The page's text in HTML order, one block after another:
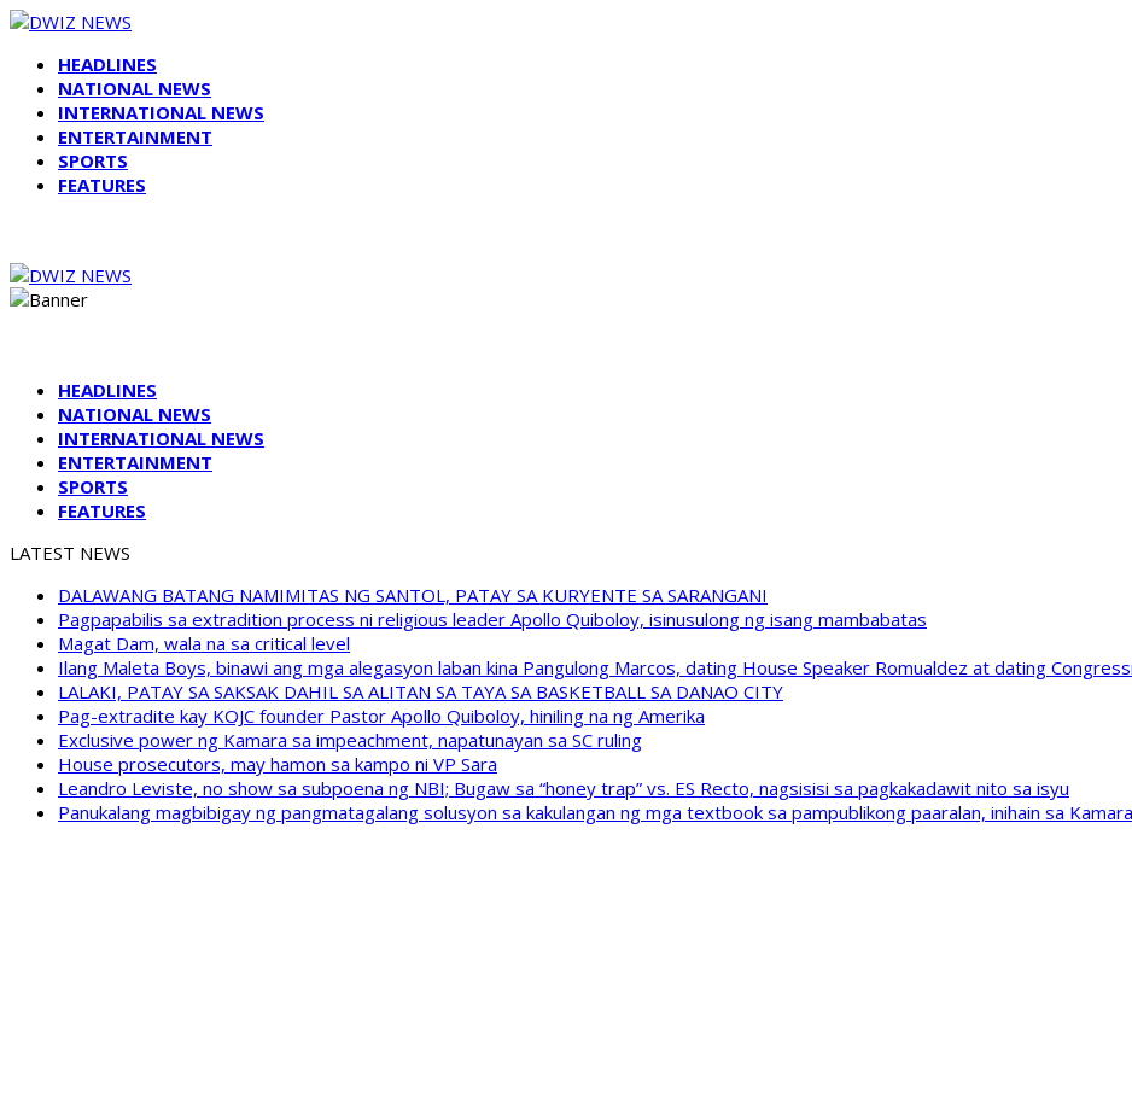
HEADLINES
NATIONAL NEWS
INTERNATIONAL NEWS
ENTERTAINMENT
SPORTS
FEATURES
HEADLINES
NATIONAL NEWS
INTERNATIONAL NEWS
ENTERTAINMENT
SPORTS
FEATURES
LATEST NEWS
DALAWANG BATANG NAMIMITAS NG SANTOL, PATAY SA KURYENTE SA SARANGANI
Pagpapabilis sa extradition process ni religious leader Apollo Quiboloy, isinusulong ng isang mambabatas
Magat Dam, wala na sa critical level
Ilang Maleta Boys, binawi ang mga alegasyon laban kina Pangulong Marcos, dating House Speaker Romualdez at dating
LALAKI, PATAY SA SAKSAK DAHIL SA ALITAN SA TAYA SA BASKETBALL SA DANAO CITY
Pag-extradite kay KOJC founder Pastor Apollo Quiboloy, hiniling na ng Amerika
Exclusive power ng Kamara sa impeachment, napatunayan sa SC ruling
House prosecutors, may hamon sa kampo ni VP Sara
Leandro Leviste, no show sa subpoena ng NBI; Bugaw sa “honey trap” vs. ES Recto, nagsisisi sa pagkakadawit nito sa isyu
Panukalang magbibigay ng pangmatagalang solusyon sa kakulangan ng mga textbook sa pampublikong paaralan, inihain sa Kamara